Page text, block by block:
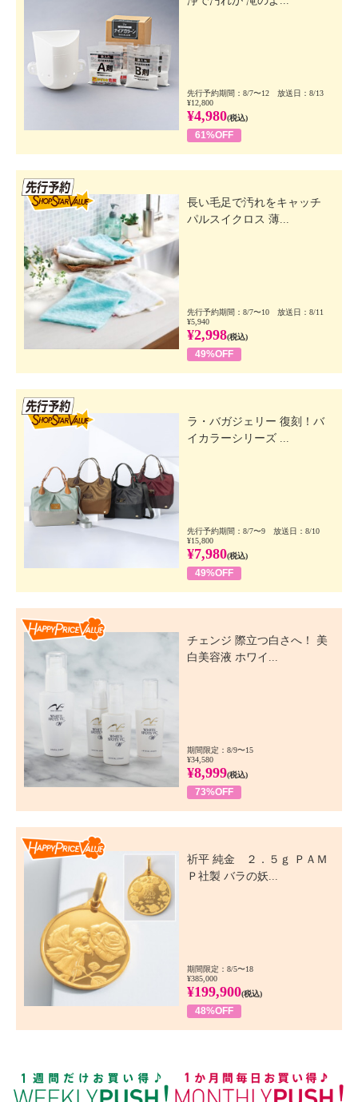
先行予約期間：8/7〜12 放送日：8/13
¥12,800
¥4,980(税込)
61%OFF
長い毛足で汚れをキャッチ
パルスイクロス 薄...
先行予約期間：8/7〜10 放送日：8/11
¥5,940
¥2,998(税込)
49%OFF
ラ・バガジェリー 復刻！バ
イカラーシリーズ ...
先行予約期間：8/7〜9 放送日：8/10
¥15,800
¥7,980(税込)
49%OFF
チェンジ 際立つ白さへ！ 美
白美容液 ホワイ...
期間限定：8/9〜15
¥34,580
¥8,999(税込)
73%OFF
祈平 純金 ２．５ｇ ＰＡＭ
Ｐ社製 バラの妖...
期間限定：8/5〜18
¥385,000
¥199,900(税込)
48%OFF